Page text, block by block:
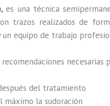
es una técnica
trazos realizados de
equipo de trabajo
necesarias
del tratamiento
la sudoración